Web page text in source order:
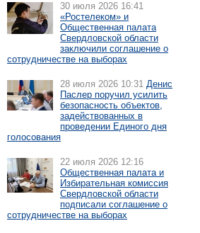
30 июля 2026 16:41
«Ростелеком» и
Общественная палата
Свердловской области
заключили соглашение о
сотрудничестве на выборах
28 июля 2026 10:31 Денис
Паслер поручил усилить
безопасность объектов,
задействованных в
проведении Единого дня
голосования
22 июля 2026 12:16
Общественная палата и
Избирательная комиссия
Свердловской области
подписали соглашение о
сотрудничестве на выборах